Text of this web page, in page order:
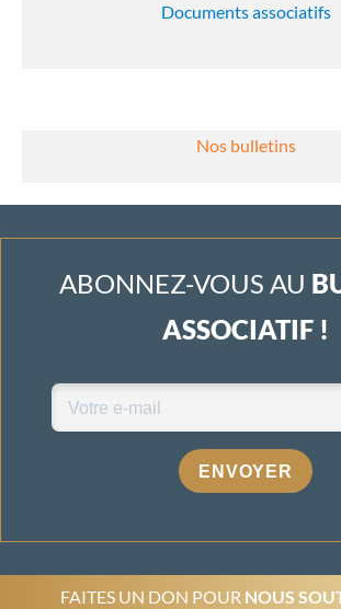
Documents associatifs
Nos bulletins
ABONNEZ-VOUS AU
ASSOCIATIF !
ENVOYER
FAITES UN DON POUR NOUS